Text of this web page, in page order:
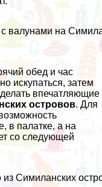
валунами на
обед и час
искупаться, затем
впечатляющие
островов. Для
в палатке, а на
со следующей
из Симиланских